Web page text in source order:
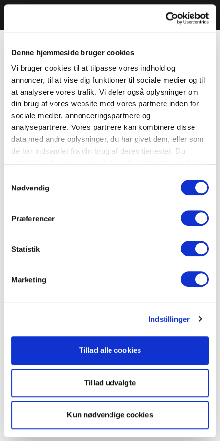
Denne hjemmeside bruger cookies
Vi bruger cookies til at tilpasse vores indhold og
annoncer, til at vise dig funktioner til sociale medier og til
at analysere vores trafik. Vi deler også oplysninger om
din brug af vores website med vores partnere inden for
sociale medier, annonceringspartnere og
analysepartnere. Vores partnere kan kombinere disse
data med andre oplysninger, du har givet dem, eller som
de har indsamlet fra din brug af deres tjenester. Du
Nødvendig
Præferencer
Statistik
Marketing
Indstillinger
Tillad alle cookies
Tillad udvalgte
Kun nødvendige cookies